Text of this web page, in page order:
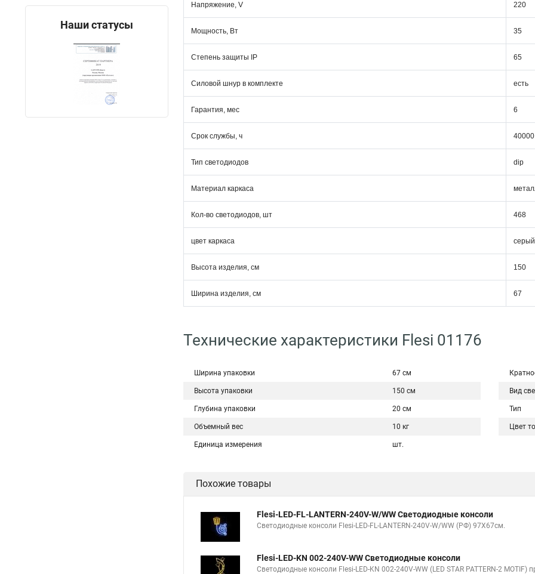
Наши статусы
Напряжение, V 220
Мощность, Вт 35
Степень защиты IP 65
Силовой шнур в комплекте есть
Гарантия, мес 6
Срок службы, ч 40000
Тип светодиодов dip
Материал каркаса
Кол-во светодиодов, шт 468
цвет каркаса серый
Высота изделия, см 150
Ширина изделия, см 67
Технические характеристики Flesi 01176
Ширина упаковки 67 см
Высота упаковки 150 см
Глубина упаковки 20 см
Объемный вес 10 кг
Единица измерения шт.
Вид
Тип
Цвет
Похожие товары
Flesi-LED-FL-LANTERN-240V-W/WW Светодиодные консоли
Светодиодные консоли Flesi-LED-FL-LANTERN-240V-W/WW (РФ) 97Х67см.
Flesi-LED-KN 002-240V-WW Светодиодные консоли
Светодиодные консоли Flesi-LED-KN 002-240V-WW (LED STAR PATTERN-2